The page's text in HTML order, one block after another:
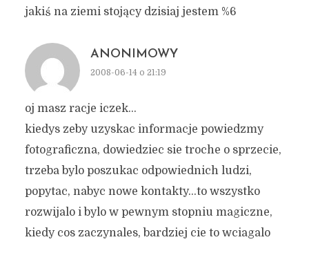
jakiś na ziemi stojący dzisiaj jestem %6
ANONIMOWY
2008-06-14 o 21:19
oj masz racje iczek…
kiedys zeby uzyskac informacje powiedzmy
fotograficzna, dowiedziec sie troche o sprzecie,
trzeba bylo poszukac odpowiednich ludzi,
popytac, nabyc nowe kontakty…to wszystko
rozwijalo i bylo w pewnym stopniu magiczne,
kiedy cos zaczynales, bardziej cie to wciagalo